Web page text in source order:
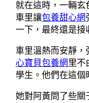
就在這時，一輛玄
車里讓包養甜心網
一下，最終還是接
車里溫熱而安靜
心寶貝包養網 里不
學生。他們在這個
她對阿黃問了些關